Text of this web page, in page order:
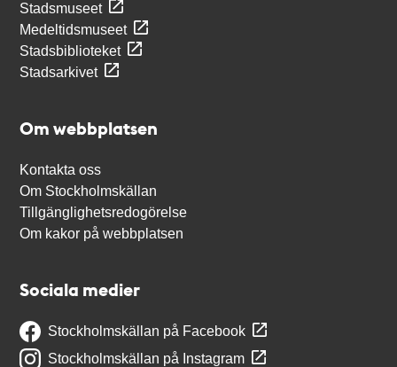
Stadsmuseet
Medeltidsmuseet
Stadsbiblioteket
Stadsarkivet
Om webbplatsen
Kontakta oss
Om Stockholmskällan
Tillgänglighetsredogörelse
Om kakor på webbplatsen
Sociala medier
Stockholmskällan på Facebook
Stockholmskällan på Instagram